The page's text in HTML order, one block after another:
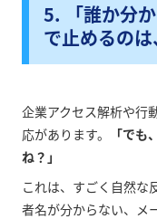
5. 「誰か分
で止めるの
企業アクセス解析や行
応があります。
「で
ね？」
これは、すごく自然な
者名が分からない、メ